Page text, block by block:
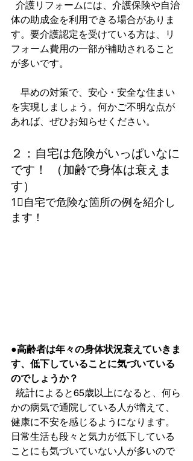
体の助成金を利用できる場合がありま
す。要介護認定を受けている方は、リ
フォーム費用の一部が補助されること
が多いです。
早めの対策で、安心・安全な住まい
を実現しましょう。何かご不明な点が
あれば、ぜひお知らせください。
２：自宅は危険がいっぱいなに
です！ （加齢で身体は衰えま
す）
1⃣自宅で危険な箇所の例を紹介し
ます！
●高齢者は年々の身体状況衰えていきま
す、低下していることに気づいている
のでしょうか？
かの病気で通院している人が増えて、
健康に不安を感じるようになります。
日常生活も段々と気力が低下している
ことにも気づいていない人が多いので